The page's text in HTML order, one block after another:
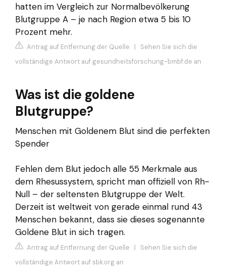
hatten im Vergleich zur Normalbevölkerung
Blutgruppe A – je nach Region etwa 5 bis 10
Prozent mehr.
Antrag auf Entfernung der Quelle | Sehen Sie sich die
vollständige Antwort auf gesundheitsforschung-bmbf.de an
Was ist die goldene
Blutgruppe?
Menschen mit Goldenem Blut sind die perfekten
Spender
Fehlen dem Blut jedoch alle 55 Merkmale aus
dem Rhesussystem, spricht man offiziell von Rh-
Null – der seltensten Blutgruppe der Welt.
Derzeit ist weltweit von gerade einmal rund 43
Menschen bekannt, dass sie dieses sogenannte
Goldene Blut in sich tragen.
Antrag auf Entfernung der Quelle | Sehen Sie sich die
vollständige Antwort auf sbk.org an